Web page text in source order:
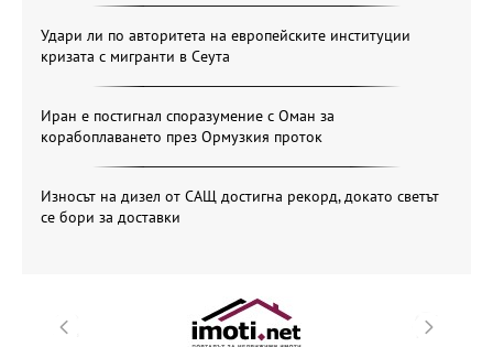
Удари ли по авторитета на европейските институции
кризата с мигранти в Сеута
Иран е постигнал споразумение с Оман за
корабоплаването през Ормузкия проток
Износът на дизел от САЩ достигна рекорд, докато светът
се бори за доставки